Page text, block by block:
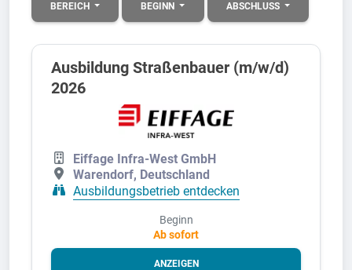
BEREICH BEGINN ABSCHLUSS
Ausbildung Straßenbauer (m/w/d)
2026
Eiffage Infra-West GmbH
Warendorf, Deutschland
Ausbildungsbetrieb entdecken
Beginn
Ab sofort
ANZEIGEN